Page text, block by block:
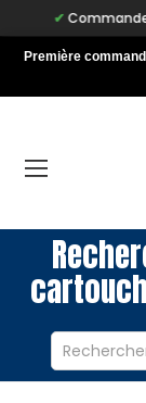
Commandez
Première